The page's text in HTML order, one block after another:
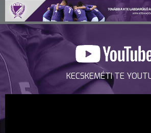
KECSKEMÉTI TE